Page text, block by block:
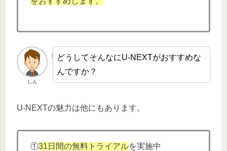
しん
どうしてそんなにU-NEXTがおすすめな
んですか？
U-NEXTの魅力は他にもあります。
①31日間の無料トライアルを実施中